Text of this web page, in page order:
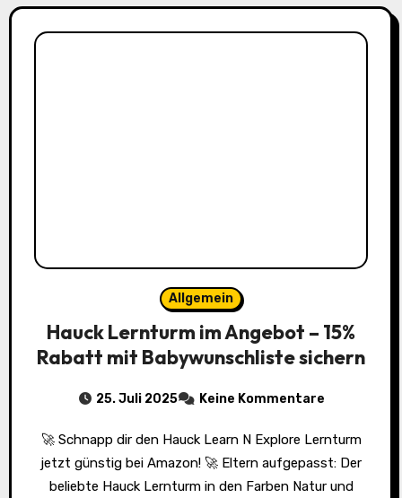
Allgemein
Hauck Lernturm im Angebot – 15%
Rabatt mit Babywunschliste sichern
25. Juli 2025 Keine Kommentare
🚀 Schnapp dir den Hauck Learn N Explore Lernturm
jetzt günstig bei Amazon! 🚀 Eltern aufgepasst: Der
beliebte Hauck Lernturm in den Farben Natur und